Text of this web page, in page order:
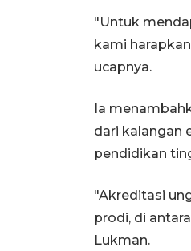
"Untuk
kami
ucapnya.
Ia
dari kalangan
pendidikan
"Akreditasi
prodi, di
Lukman.